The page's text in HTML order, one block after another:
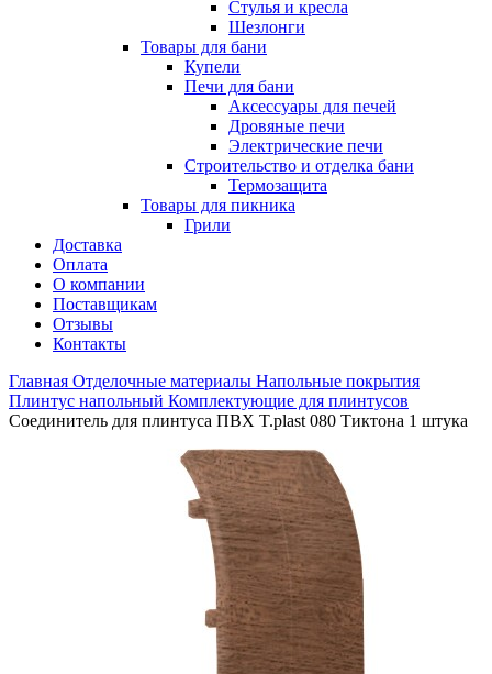
Стулья и кресла
Шезлонги
Товары для бани
Купели
Печи для бани
Аксессуары для печей
Дровяные печи
Электрические печи
Строительство и отделка бани
Термозащита
Товары для пикника
Грили
Доставка
Оплата
О компании
Поставщикам
Отзывы
Контакты
Главная Отделочные материалы Напольные покрытия
Плинтус напольный Комплектующие для плинтусов
Соединитель для плинтуса ПВХ T.plast 080 Тиктона 1 штука